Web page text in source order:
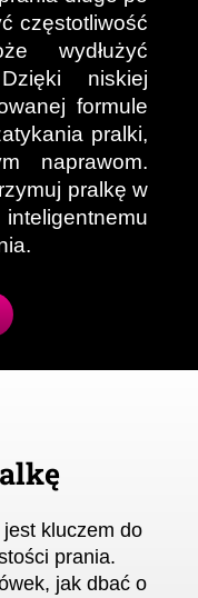
częstotliwość
wydłużyć
niskiej
formule
pralki,
naprawom.
pralkę w
.
jest kluczem do
prania.
jak dbać o